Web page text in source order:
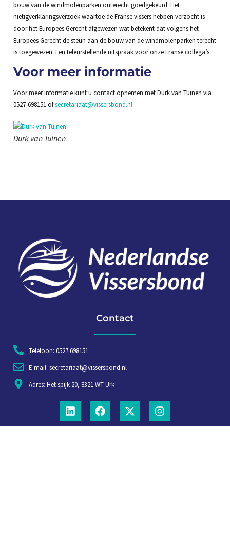
bouw van de windmolenparken onterecht goedgekeurd. Het
nietigverklaringsverzoek waartoe de Franse vissers hebben verzocht is
door het Europees Gerecht afgewezen wat betekent dat volgens het
Europees Gerecht de steun aan de bouw van de windmolenparken terecht
is toegewezen. Een teleurstellende uitspraak voor onze Franse collega’s.
Voor meer informatie
Voor meer informatie kunt u contact opnemen met Durk van Tuinen via
0527-698151 ofsecretariaat@vissersbond.nl.
Durk van Tuinen
Contact
Telefoon: 0527 698151
E-mail: secretariaat@vissersbond.nl
Adres: Het spijk 20, 8321 WT Urk